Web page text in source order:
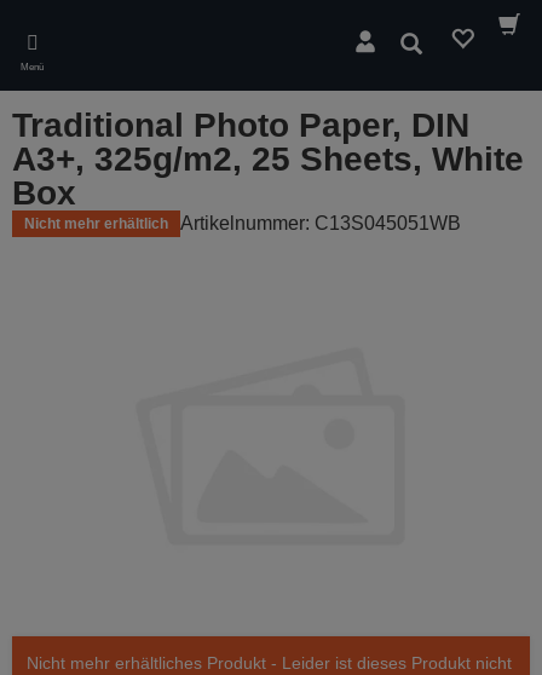
main
content
Menü
Suchen
Traditional Photo Paper, DIN
A3+, 325g/m2, 25 Sheets, White
Box
Nicht mehr erhältlich Artikelnummer: C13S045051WB
Nicht mehr erhältliches Produkt - Leider ist dieses Produkt nicht